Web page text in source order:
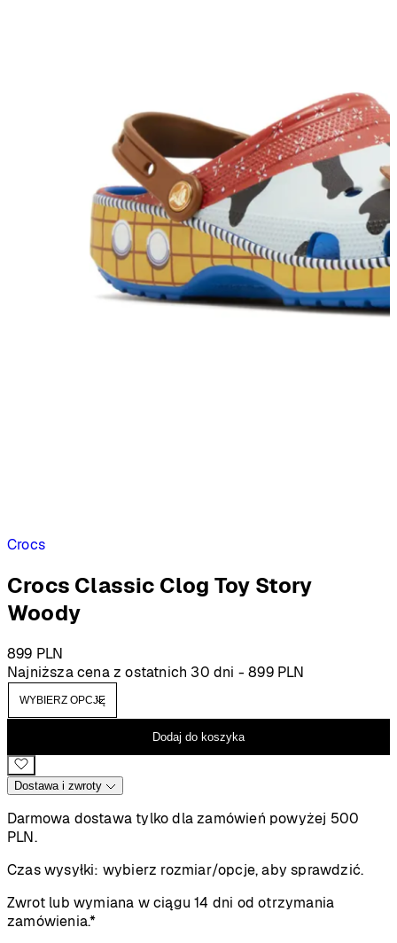
Crocs
Crocs Classic Clog Toy Story
Woody
899 PLN
Najniższa cena z ostatnich 30 dni -899 PLN
Dodaj do koszyka
Dostawa i zwroty
Darmowa dostawa tylko dla zamówień powyżej 500
PLN.
Czas wysyłki: wybierz rozmiar/opcje, aby sprawdzić.
Zwrot lub wymiana w ciągu 14 dni od otrzymania
zamówienia.*